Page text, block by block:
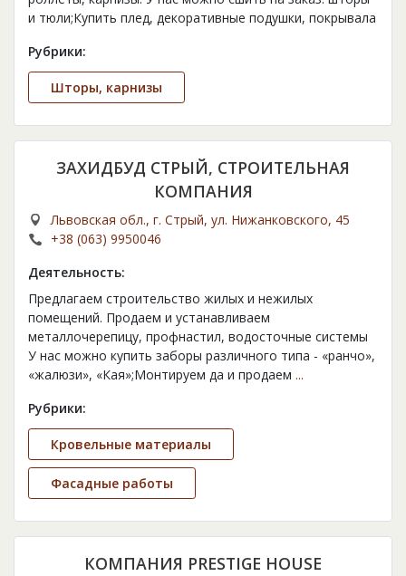
и тюли;Купить плед, декоративные подушки, покрывала
Рубрики:
Шторы, карнизы
ЗАХИДБУД СТРЫЙ, СТРОИТЕЛЬНАЯ
КОМПАНИЯ
Львовская обл., г. Стрый, ул. Нижанковского, 45
+38 (063) 9950046
Деятельность:
Предлагаем строительство жилых и нежилых
помещений. Продаем и устанавливаем
металлочерепицу, профнастил, водосточные системы
У нас можно купить заборы различного типа - «ранчо»,
«жалюзи», «Кая»;Монтируем да и продаем ...
Рубрики:
Кровельные материалы
Фасадные работы
КОМПАНИЯ PRESTIGE HOUSE